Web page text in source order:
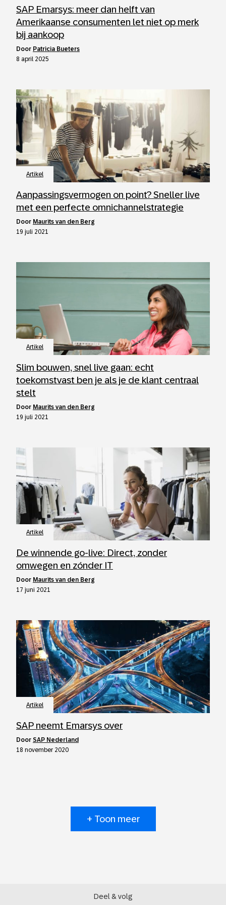
SAP Emarsys: meer dan helft van
Amerikaanse consumenten let niet op merk
bij aankoop
door Patricia Bueters
8 april 2025
Artikel
Aanpassingsvermogen on point? Sneller live
met een perfecte omnichannelstrategie
door Maurits van den Berg
19 juli 2021
Artikel
Slim bouwen, snel live gaan: echt
toekomstvast ben je als je de klant centraal
stelt
door Maurits van den Berg
19 juli 2021
Artikel
De winnende go-live: Direct, zonder
omwegen en zónder IT
door Maurits van den Berg
17 juni 2021
Artikel
SAP neemt Emarsys over
door SAP Nederland
18 november 2020
+ Toon meer
Deel & volg